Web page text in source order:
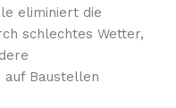
eliminiert die
schlechtes Wetter,
auf Baustellen